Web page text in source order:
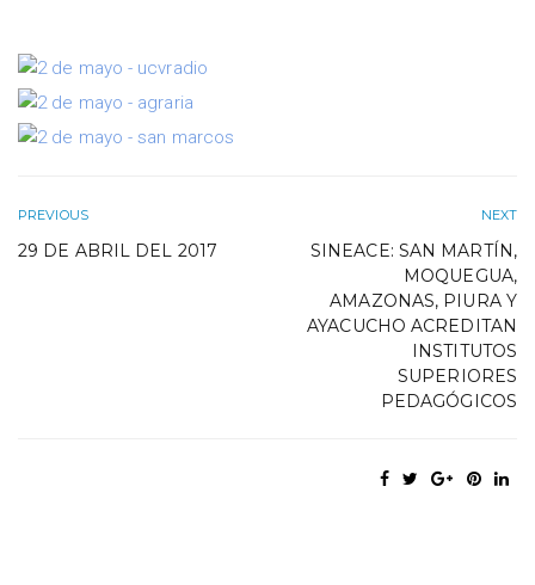
PREVIOUS
29 DE ABRIL DEL 2017
NEXT
SINEACE: SAN MARTÍN,
MOQUEGUA,
AMAZONAS, PIURA Y
AYACUCHO ACREDITAN
INSTITUTOS
SUPERIORES
PEDAGÓGICOS